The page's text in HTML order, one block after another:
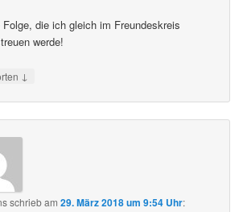
die ich gleich im Freundeskreis
werde!
↓
schriebam29. März 2018 um 9:54 Uhr: